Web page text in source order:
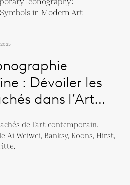
2025
: Dévoiler les
dans l’Art
de l’art contemporain.
Ai Weiwei, Banksy, Koons, Hirst,